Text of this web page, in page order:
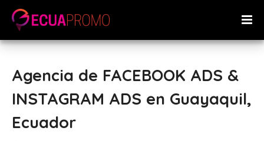
Agencia de FACEBOOK ADS &
INSTAGRAM ADS en Guayaquil,
Ecuador